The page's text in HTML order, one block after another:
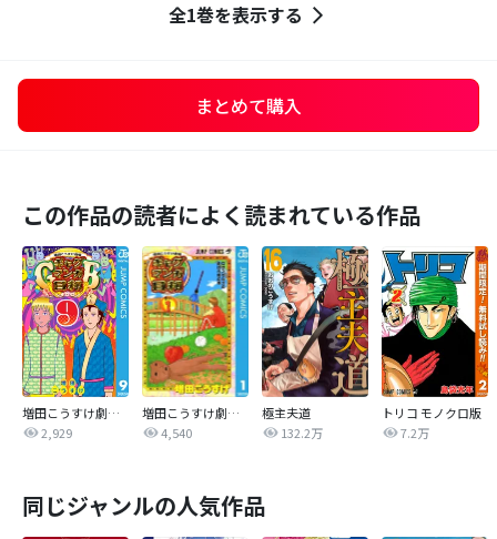
全1巻を表示する
まとめて購入
この作品の読者によく読まれている作品
増田こうすけ劇場 ギャグマンガ日和GB
2,929
増田こうすけ劇場 ギャグマンガ日和
4,540
極主夫道
132.2万
トリコ モノクロ版
7.2万
同じジャンルの人気作品